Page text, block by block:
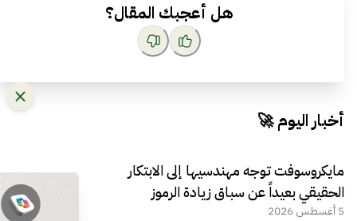
هل أعجبك المقال؟
أخبار اليوم 🚀
مايكروسوفت توجه مهندسيها إلى الابتكار
الحقيقي بعيداً عن سباق زيادة الرموز
5 أغسطس 2026